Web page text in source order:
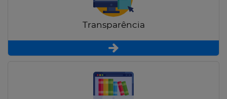
Transparência